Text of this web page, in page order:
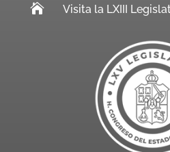
 Visita la LXIII